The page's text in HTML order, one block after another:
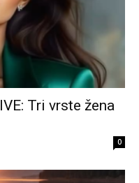
Tri vrste žena
0